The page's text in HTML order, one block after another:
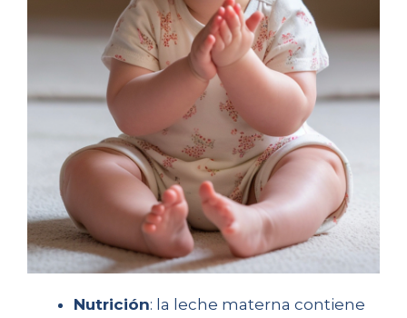
Nutrición: la leche materna contiene